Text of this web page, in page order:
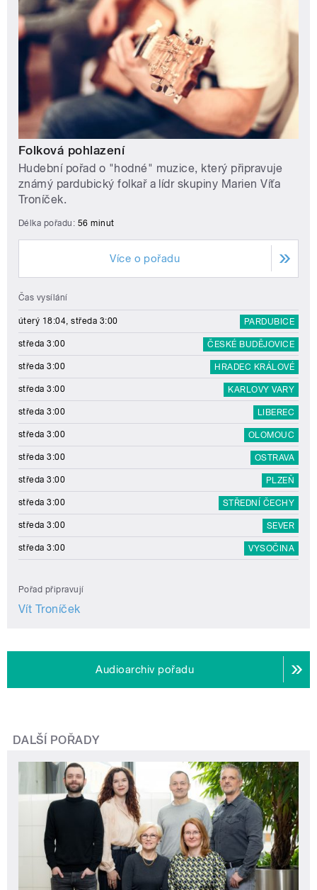
Folková pohlazení
Hudební pořad o "hodné" muzice, který připravuje
známý pardubický folkař a lídr skupiny Marien Víťa
Troníček.
Délka pořadu: 56 minut
Více o pořadu
Čas vysílání
úterý 18:04, středa 3:00 PARDUBICE
středa 3:00 ČESKÉ BUDĚJOVICE
středa 3:00 HRADEC KRÁLOVÉ
středa 3:00 KARLOVY VARY
středa 3:00 LIBEREC
středa 3:00 OLOMOUC
středa 3:00 OSTRAVA
středa 3:00 PLZEŇ
středa 3:00 STŘEDNÍ ČECHY
středa 3:00 SEVER
středa 3:00 VYSOČINA
Pořad připravují
Vít Troníček
Audioarchiv pořadu
DALŠÍ POŘADY